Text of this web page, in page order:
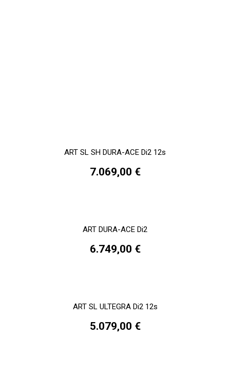
ART SL SH DURA-ACE Di2 12s
7.069,00 €
ART DURA-ACE Di2
6.749,00 €
ART SL ULTEGRA Di2 12s
5.079,00 €